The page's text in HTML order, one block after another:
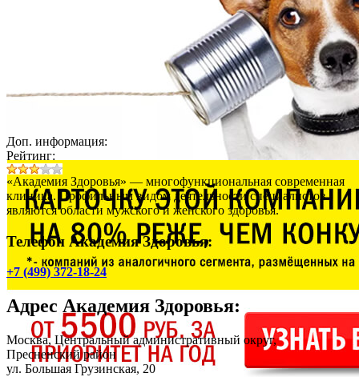
Доп. информация:
Рейтинг:
«Академия Здоровья» — многофункциональная современная
клиника. Профильным видом деятельности специалистов
являются области мужского и женского здоровья.
Телефон Академия Здоровья:
+7 (499) 372-18-24
Адрес Академия Здоровья:
Москва, Центральный административный округ,
Пресненский район
ул. Большая Грузинская, 20